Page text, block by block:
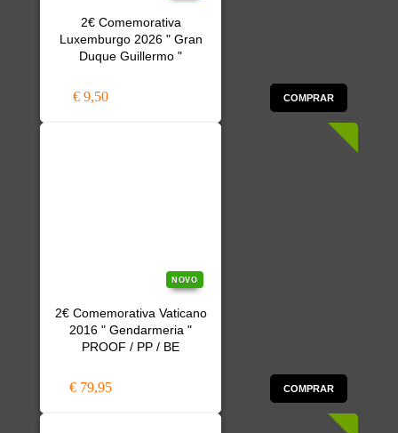
2€ Comemorativa
Luxemburgo 2026 " Gran
Duque Guillermo "
€ 9,50 COMPRAR
NOVO
2€ Comemorativa Vaticano
2016 " Gendarmeria "
PROOF / PP / BE
€ 79,95 COMPRAR